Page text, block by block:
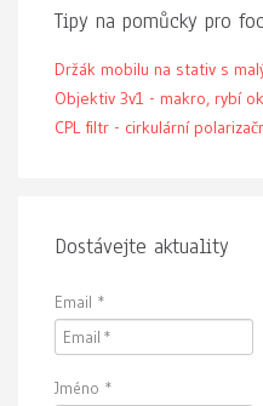
Tipy na pomůcky pro
Držák mobilu na stativ s
Objektiv 3v1 - makro, rybí
CPL filtr - cirkulární
Dostávejte aktuality
Email *
Jméno *